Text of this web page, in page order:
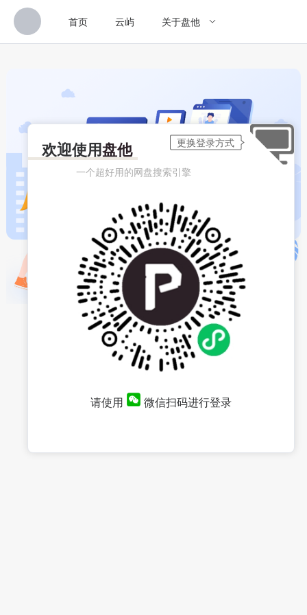
首页 云屿 关于盘他
欢迎使用盘他
一个超好用的网盘搜索引擎
请使用 微信扫码进行登录